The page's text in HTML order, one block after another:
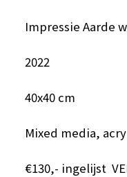
Impressie Aarde
2022
40x40 cm
Mixed media,
€130,- ingelijst